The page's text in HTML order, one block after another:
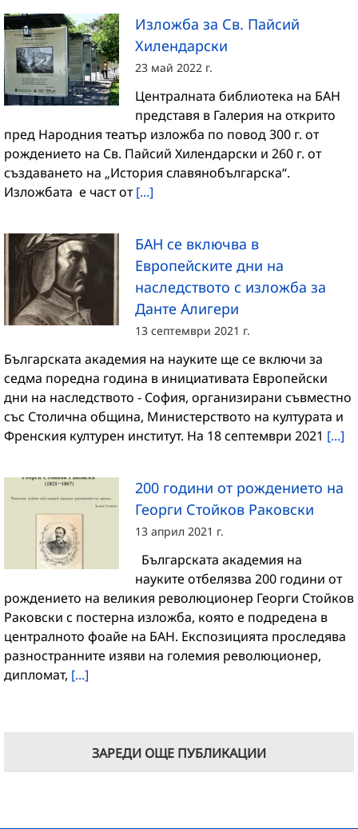
Изложба за Св. Пайсий
Хилендарски
23 май 2022 г.
Централната библиотека на БАН
представя в Галерия на открито
пред Народния театър изложба по повод 300 г. от
рождението на Св. Пайсий Хилендарски и 260 г. от
създаването на „История славянобългарска“.
Изложбата е част от[...]
БАН се включва в
Европейските дни на
наследството с изложба за
Данте Алигери
13 септември 2021 г.
Българската академия на науките ще се включи за
седма поредна година в инициативата Европейски
дни на наследството - София, организирани съвместно
със Столична община, Министерството на културата и
Френския културен институт. На 18 септември 2021 [...]
200 години от рождението на
Георги Стойков Раковски
13 април 2021 г.
Българската академия на
науките отбелязва 200 години от
рождението на великия революционер Георги Стойков
Раковски с постерна изложба, която е подредена в
централното фоайе на БАН. Експозицията проследява
разностранните изяви на големия революционер,
дипломат, [...]
ЗАРЕДИ ОЩЕ ПУБЛИКАЦИИ